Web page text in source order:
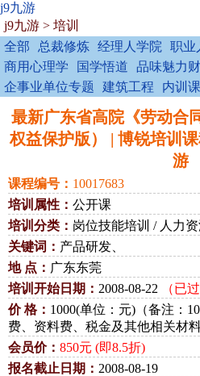
j9九游
j9九游 > 培训
全部
总裁修炼 经理人学院 职业
商用心理学
国学悟道 品味魅力
企事业单位专题
建筑工程 内训课
最新广东省高院《劳动合
权益保护版） | 博锐培训
游
课程编号： 10017683
培训属性： 公开课
培训分类： 岗位技能培训 / 人力
关键词： 产品研发、
地 点： 广东东莞
培训开始日期： 2008-08-22
（已
价 格： 1000(单位：元)（备注：
费、资料费、税金及其他相关材料
会员价： 850元 (即8.5折)
报名截止日期： 2008-08-19